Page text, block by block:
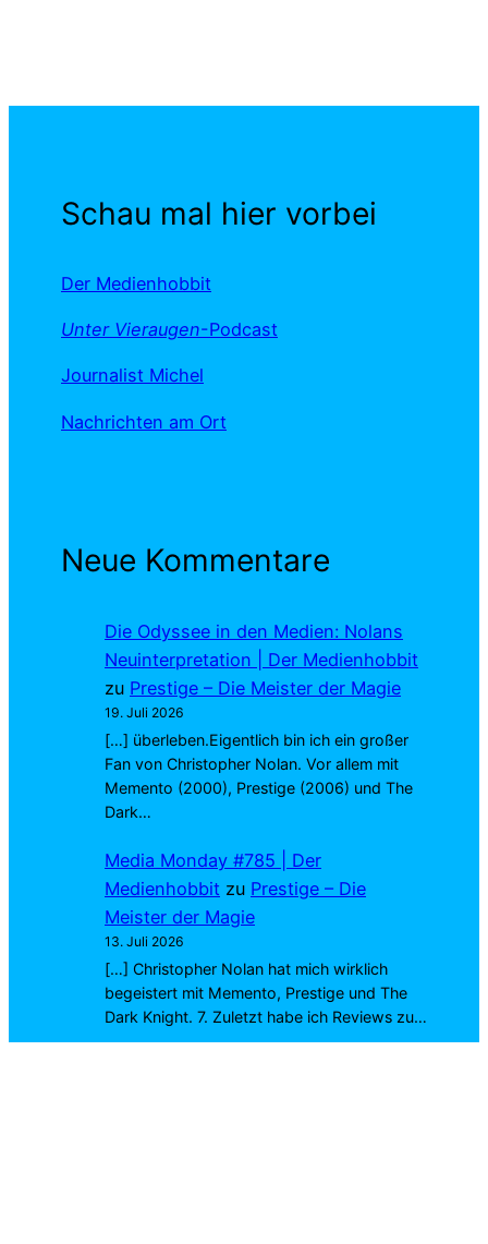
Schau mal hier vorbei
Der Medienhobbit
Unter Vieraugen-Podcast
Journalist Michel
Nachrichten am Ort
Neue Kommentare
Die Odyssee in den Medien: Nolans
Neuinterpretation | Der Medienhobbit
zu Prestige – Die Meister der Magie
19. Juli 2026
[…] überleben.Eigentlich bin ich ein großer
Fan von Christopher Nolan. Vor allem mit
Memento (2000), Prestige (2006) und The
Dark…
Media Monday #785 | Der
Medienhobbit zu Prestige – Die
Meister der Magie
13. Juli 2026
[…] Christopher Nolan hat mich wirklich
begeistert mit Memento, Prestige und The
Dark Knight. 7. Zuletzt habe ich Reviews zu…